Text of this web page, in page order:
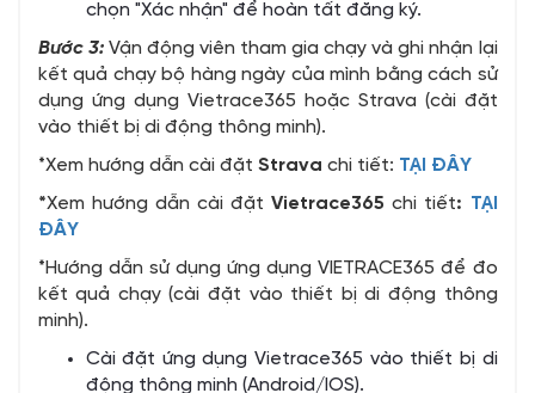
chọn "Xác nhận" để hoàn tất đăng ký.
Bước 3:Vận động viên tham gia chạy và ghi nhận lại
kết quả chạy bộ hàng ngày của mình bằng cách sử
dụng ứng dụng Vietrace365 hoặc Strava (cài đặt
vào thiết bị di động thông minh).
*Xem hướng dẫn cài đặt Strava chi tiết: TẠI ĐÂY
*Xem hướng dẫn cài đặtVietrace365 chi tiết: TẠI
ĐÂY
*Hướng dẫn sử dụng ứng dụng VIETRACE365 để đo
kết quả chạy (cài đặt vào thiết bị di động thông
minh).
Cài đặt ứng dụng Vietrace365 vào thiết bị di
động thông minh (Android/IOS).